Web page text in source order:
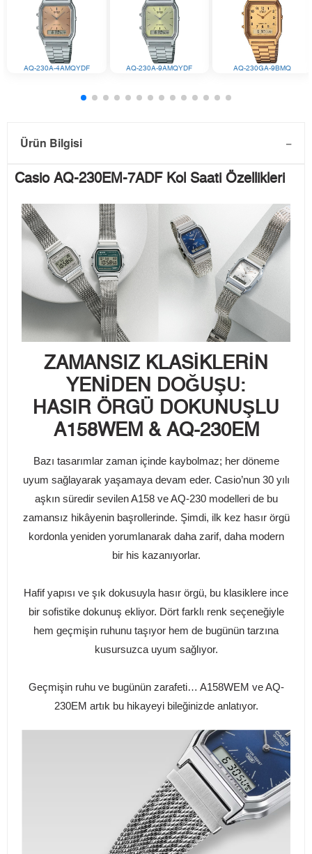
AQ-230A-4AMQYDF AQ-230A-9AMQYDF AQ-230GA-9BMQ
Ürün Bilgisi
Casio AQ-230EM-7ADF Kol Saati Özellikleri
ZAMANSIZ KLASİKLERİN
YENİDEN DOĞUŞU:
HASIR ÖRGÜ DOKUNUŞLU
A158WEM & AQ-230EM
Bazı tasarımlar zaman içinde kaybolmaz; her döneme
uyum sağlayarak yaşamaya devam eder. Casio’nun 30 yılı
aşkın süredir sevilen A158 ve AQ-230 modelleri de bu
zamansız hikâyenin başrollerinde. Şimdi, ilk kez hasır örgü
kordonla yeniden yorumlanarak daha zarif, daha modern
bir his kazanıyorlar.
Hafif yapısı ve şık dokusuyla hasır örgü, bu klasiklere ince
bir sofistike dokunuş ekliyor. Dört farklı renk seçeneğiyle
hem geçmişin ruhunu taşıyor hem de bugünün tarzına
kusursuzca uyum sağlıyor.
Geçmişin ruhu ve bugünün zarafeti… A158WEM ve AQ-
230EM artık bu hikayeyi bileğinizde anlatıyor.